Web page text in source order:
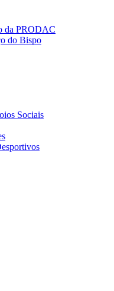
da PRODAC
do Bispo
Sociais